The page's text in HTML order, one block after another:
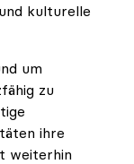
kulturelle
um
zu
ihre
weiterhin